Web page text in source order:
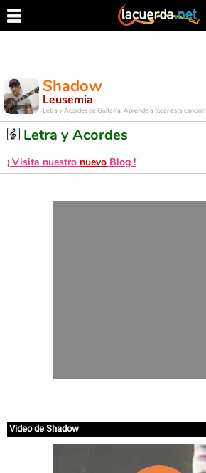
Shadow
Leusemia
Letra y Acordes de Guitarra. Aprende a tocar esta canción
Letra y Acordes
¡ Visita nuestro nuevo Blog !
Video de Shadow